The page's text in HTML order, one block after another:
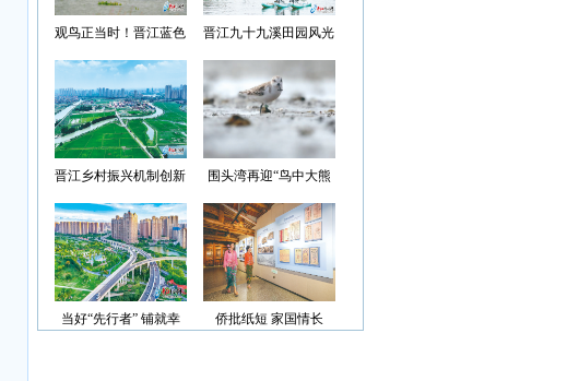
观鸟正当时！晋江蓝色
晋江九十九溪田园风光
光”首批认定名单
晋江乡村振兴机制创新
围头湾再迎“鸟中大熊
当好“先行者” 铺就幸
侨批纸短 家国情长